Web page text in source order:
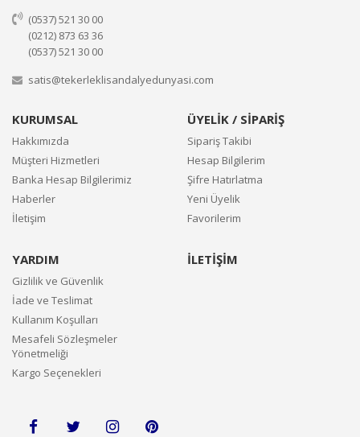
(0537) 521 30 00
(0212) 873 63 36
(0537) 521 30 00
satis@tekerleklisandalyedunyasi.com
KURUMSAL
Hakkımızda
Müşteri Hizmetleri
Banka Hesap Bilgilerimiz
Haberler
İletişim
ÜYELİK / SİPARİŞ
Sipariş Takibi
Hesap Bilgilerim
Şifre Hatırlatma
Yeni Üyelik
Favorilerim
YARDIM
Gizlilik ve Güvenlik
İade ve Teslimat
Kullanım Koşulları
Mesafeli Sözleşmeler
Yönetmeliği
Kargo Seçenekleri
İLETİŞİM